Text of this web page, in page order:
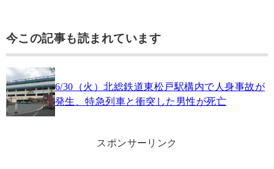
今この記事も読まれています
6/30（火）北総鉄道東松戸駅構内で人身事故が
発生、特急列車と衝突した男性が死亡
スポンサーリンク